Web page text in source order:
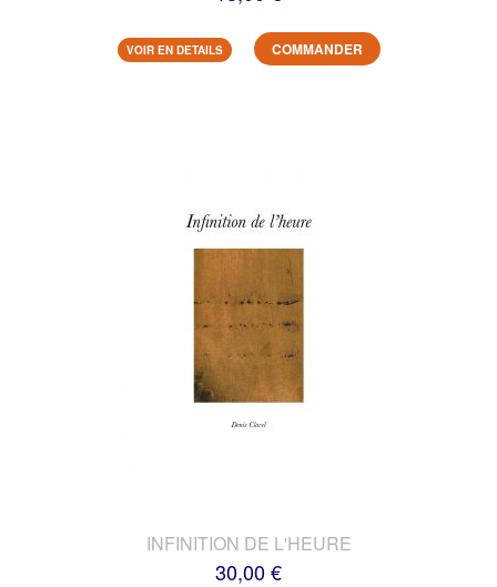
VOIR EN DETAILS COMMANDER
INFINITION DE L'HEURE
30,00 €